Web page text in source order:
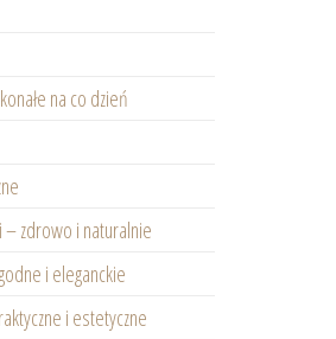
na co dzień
zdrowo i naturalnie
i eleganckie
i estetyczne